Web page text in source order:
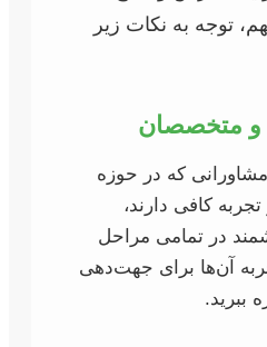
توجه به نکات زیر
و متخصصان
مشاورانی که در حوزه
کافی دارند،
در تمامی مراحل
آن‌ها برای جهت‌دهی
ببرید.